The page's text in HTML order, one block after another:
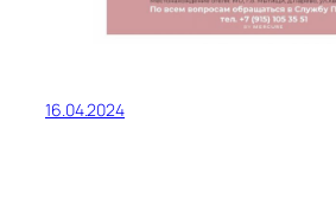
16.04.2024